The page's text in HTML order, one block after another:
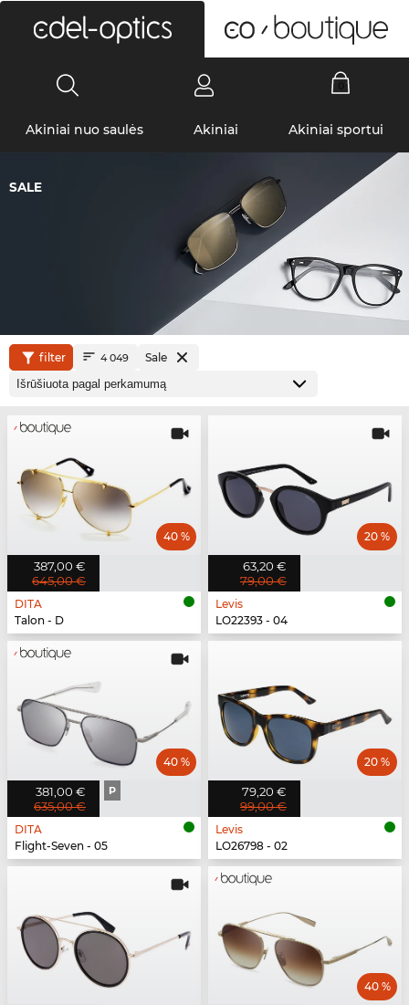
Akiniai nuo saulės Akiniai Akiniai sportui
SALE
filter 4 049 Sale
387,00 €
645,00 €
40 %
DITA
Talon - D
63,20 €
79,00 €
20 %
Levis
LO22393 - 04
381,00 €
635,00 €
P
40 %
DITA
Flight-Seven - 05
79,20 €
99,00 €
20 %
Levis
LO26798 - 02
40 %